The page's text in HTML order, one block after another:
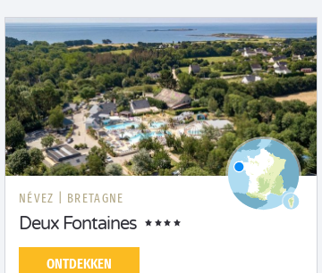
NÉVEZ | BRETAGNE
Deux Fontaines
ONTDEKKEN